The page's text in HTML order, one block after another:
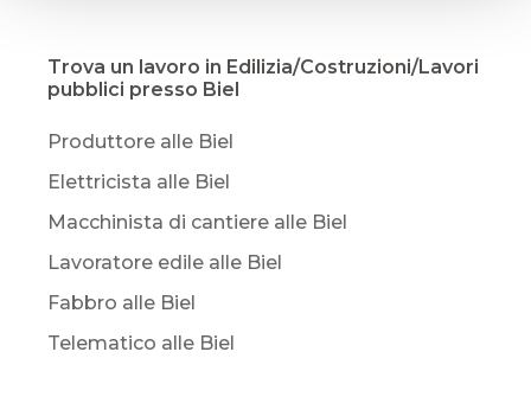
Trova un lavoro in Edilizia/Costruzioni/Lavori
pubblici presso Biel
Produttore alle Biel
Elettricista alle Biel
Macchinista di cantiere alle Biel
Lavoratore edile alle Biel
Fabbro alle Biel
Telematico alle Biel